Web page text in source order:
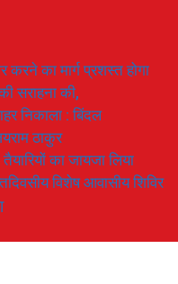
करने का मार्ग प्रशस्त होगा
सराहना की,
निकाला : बिंदल
ठाकुर
का जायजा लिया
विशेष आवासीय शिविर